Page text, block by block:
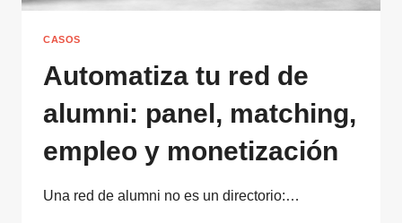
CASOS
Automatiza tu red de
alumni: panel, matching,
empleo y monetización
Una red de alumni no es un directorio:…